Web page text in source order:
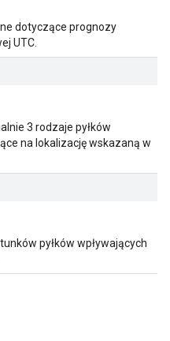
dotyczące prognozy
UTC.
3 rodzaje pyłków
na lokalizację wskazaną w
pyłków wpływających